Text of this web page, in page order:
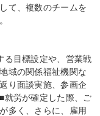
て、複数のチームを
る目標設定や、営業戦
域の関係福祉機関な
り面談実施、参画企
就労が確定した際、ご
多く、さらに、雇用